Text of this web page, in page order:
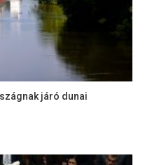
járó dunai